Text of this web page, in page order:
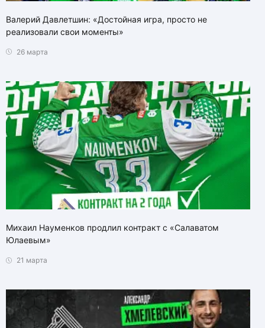
Валерий Давлетшин: «Достойная игра, просто не
реализовали свои моменты»
26 марта
Михаил Науменков продлил контракт с «Салаватом
Юлаевым»
21 марта